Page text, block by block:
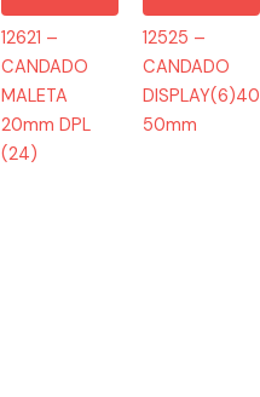
12621 –
CANDADO
MALETA
20mm DPL
(24)
12525 –
CANDADO
50mm